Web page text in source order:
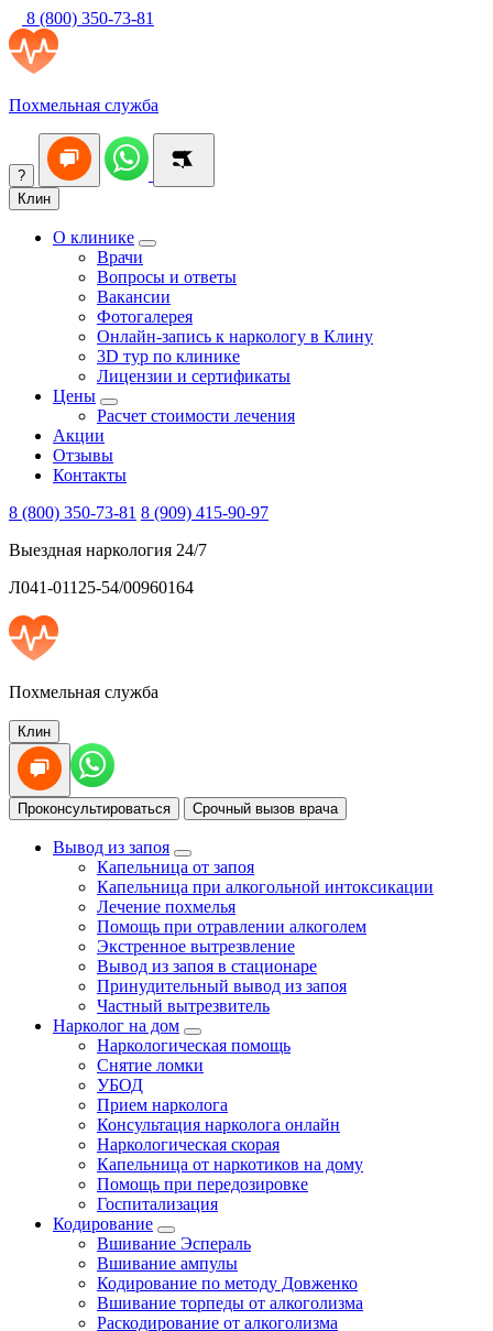
8 (800) 350-73-81
Похмельная служба
?
Клин
О клинике
Врачи
Вопросы и ответы
Вакансии
Фотогалерея
Онлайн-запись к наркологу в Клину
3D тур по клинике
Лицензии и сертификаты
Цены
Расчет стоимости лечения
Акции
Отзывы
Контакты
8 (800) 350-73-81 8 (909) 415-90-97
Выездная наркология 24/7
Л041-01125-54/00960164
Похмельная служба
Клин
Проконсультироваться Срочный вызов врача
Вывод из запоя
Капельница от запоя
Капельница при алкогольной интоксикации
Лечение похмелья
Помощь при отравлении алкоголем
Экстренное вытрезвление
Вывод из запоя в стационаре
Принудительный вывод из запоя
Частный вытрезвитель
Нарколог на дом
Наркологическая помощь
Снятие ломки
УБОД
Прием нарколога
Консультация нарколога онлайн
Наркологическая скорая
Капельница от наркотиков на дому
Помощь при передозировке
Госпитализация
Кодирование
Вшивание Эспераль
Вшивание ампулы
Кодирование по методу Довженко
Вшивание торпеды от алкоголизма
Раскодирование от алкоголизма